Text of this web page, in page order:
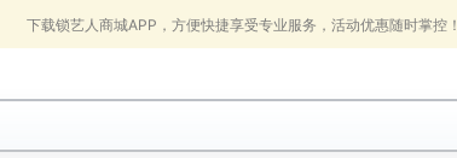
下载锁艺人商城APP，方便快捷享受专业服务，活动优惠随时掌控！